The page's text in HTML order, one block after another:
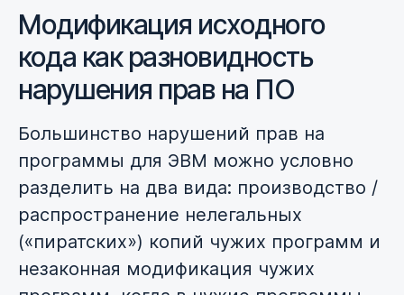
Модификация исходного
кода как разновидность
нарушения прав на ПО
Большинство нарушений прав на
программы для ЭВМ можно условно
разделить на два вида: производство /
распространение нелегальных
(«пиратских») копий чужих программ и
незаконная модификация чужих